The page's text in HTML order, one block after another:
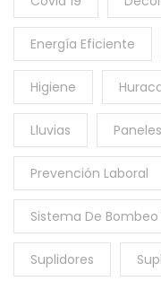
Energía Eficiente
Higiene
Lluvias
Prevención Laboral
Sistema De Bombeo
Suplidores